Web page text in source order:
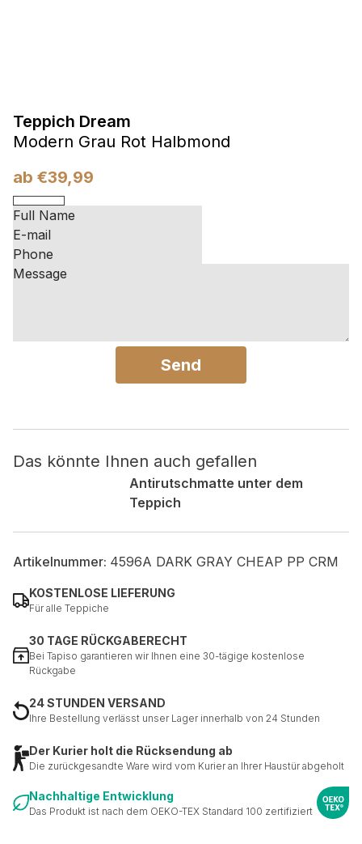
Teppich Dream
Modern Grau Rot Halbmond
ab €39,99
Send
Das könnte Ihnen auch gefallen
Antirutschmatte unter dem
Teppich
Artikelnummer: 4596A DARK GRAY CHEAP PP CRM
KOSTENLOSE LIEFERUNG
Für alle Teppiche
30 TAGE RÜCKGABERECHT
Bei Tapiso garantieren wir Ihnen eine 30-tägige kostenlose
Rückgabe
24 STUNDEN VERSAND
Ihre Bestellung verlässt unser Lager innerhalb von 24 Stunden
Der Kurier holt die Rücksendung ab
Die zurückgesandte Ware wird vom Kurier an Ihrer Haustür abgeholt
Nachhaltige Entwicklung
Das Produkt ist nach dem OEKO-TEX Standard 100 zertifiziert